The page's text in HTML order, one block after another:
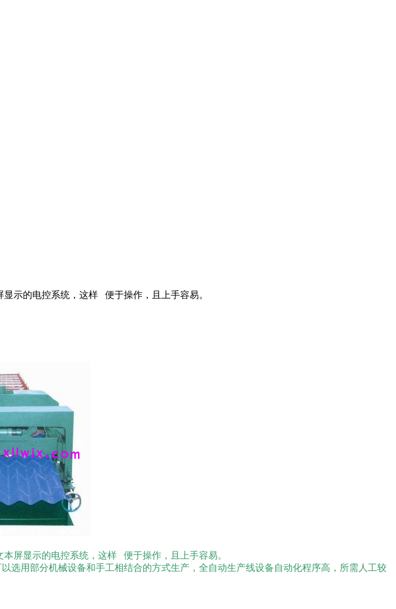
示的电控系统，这样 便于操作，且上手容易。
屏显示的电控系统，这样 便于操作，且上手容易。
选用部分机械设备和手工相结合的方式生产，全自动生产线设备自动化程序高，所需人工较